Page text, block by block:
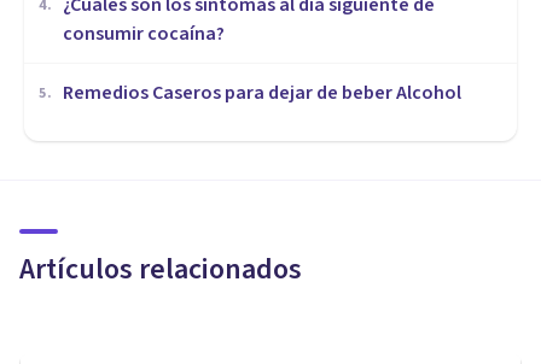
4.
consumir cocaína?
5. Remedios Caseros para dejar de beber Alcohol
Artículos relacionados
anular tu voluntad